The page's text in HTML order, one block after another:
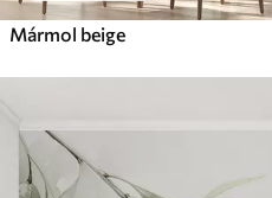
Mármol beige